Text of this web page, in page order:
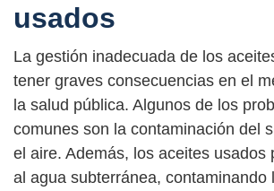
usados
La gestión inadecuada de los
tener graves consecuencias en el
la salud pública. Algunos de los
comunes son la contaminación del
el aire. Además, los aceites usados
al agua subterránea, contaminando